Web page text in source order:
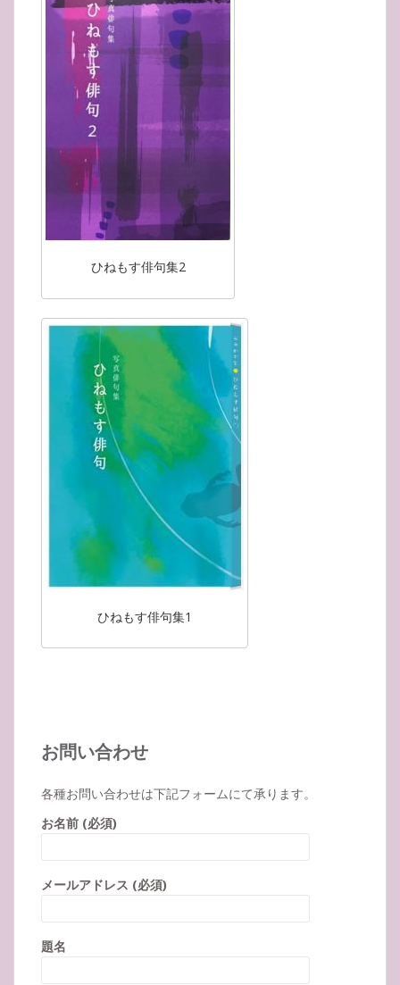
ひねもす俳句集2
ひねもす俳句集1
お問い合わせ
各種お問い合わせは下記フォームにて承ります。
お名前 (必須)
メールアドレス (必須)
題名